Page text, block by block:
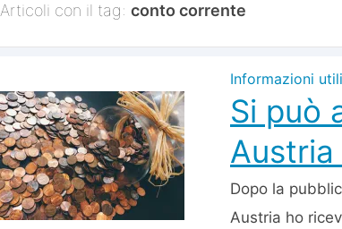
Articoli con il tag: conto corrente
Informazioni utili
Si può
Austria
Dopo la
Austria ho